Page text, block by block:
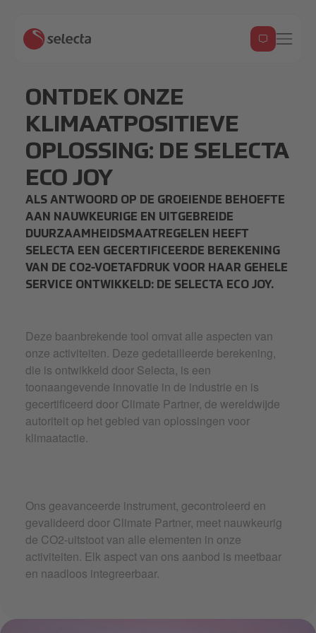
ONTDEK ONZE
KLIMAATPOSITIEVE
OPLOSSING: DE SELECTA
ECO JOY
ALS ANTWOORD OP DE GROEIENDE BEHOEFTE
AAN NAUWKEURIGE EN UITGEBREIDE
DUURZAAMHEIDSMAATREGELEN HEEFT
SELECTA EEN GECERTIFICEERDE BEREKENING
VAN DE CO2-VOETAFDRUK VOOR HAAR GEHELE
SERVICE ONTWIKKELD: DE SELECTA ECO JOY.
Deze baanbrekende tool omvat alle aspecten van
onze activiteiten. Deze gedetailleerde berekening,
die is ontwikkeld door Selecta, is een
toonaangevende innovatie in de industrie en is
gecertificeerd door Climate Partner, de wereldwijde
autoriteit op het gebied van oplossingen voor
klimaatactie.
Ons geavanceerde instrument, gecontroleerd en
gevalideerd door Climate Partner, meet nauwkeurig
de CO2-uitstoot van alle elementen in onze
activiteiten. Elk aspect van ons aanbod is meetbaar
en naadloos integreerbaar.